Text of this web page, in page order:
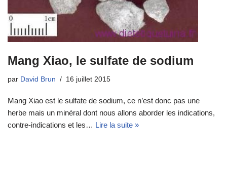
Mang Xiao, le sulfate de sodium
par David Brun 16 juillet 2015
Mang Xiao est le sulfate de sodium, ce n’est donc pas une
herbe mais un minéral dont nous allons aborder les indications,
contre-indications et les… Lire la suite »